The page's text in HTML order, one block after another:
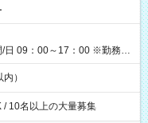
（休憩なし） 時給1,300
円＋交通費 【試用期
/日 09：00～17：00 ※勤務時
）
/ 10名以上の大量募集